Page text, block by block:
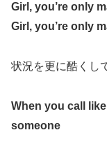
Girl, you’re only
Girl, you’re only
状況を更に酷くし
When you call
someone